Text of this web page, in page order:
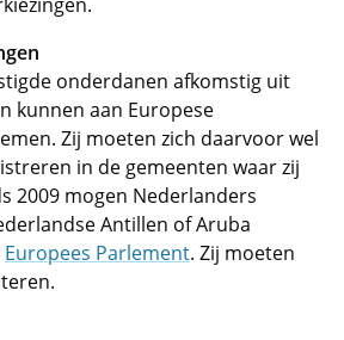
onderdanen afkomstig uit
kunnen aan Europese
Zij moeten zich daarvoor wel
in de gemeenten waar zij
2009 mogen Nederlanders
Antillen of Aruba
Europees Parlement. Zij moeten